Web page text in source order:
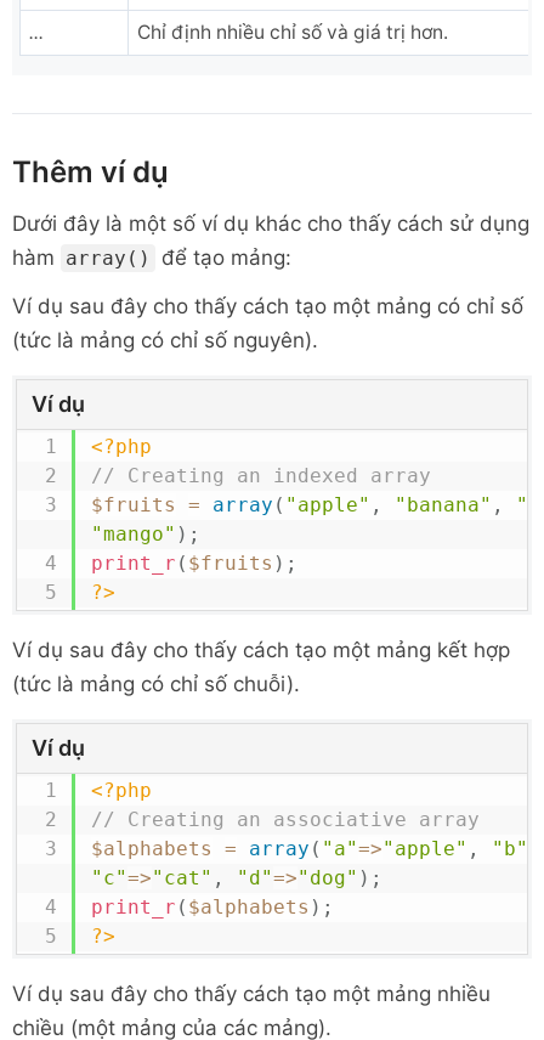
...
Chỉ định nhiều chỉ số và giá trị hơn.
Thêm ví dụ
Dưới đây là một số ví dụ khác cho thấy cách sử dụng
hàm array()
để tạo mảng:
Ví dụ sau đây cho thấy cách tạo một mảng có chỉ số
(tức là mảng có chỉ số nguyên).
Ví dụ
<?php
// Creating an indexed array
$fruits
= array ( "apple" , "banana" ,
"mango" ) ;
print_r ( $fruits ) ;
?>
Ví dụ sau đây cho thấy cách tạo một mảng kết hợp
(tức là mảng có chỉ số chuỗi).
Ví dụ
<?php
// Creating an associative array
$alphabets
= array ( "a"=>"apple" , "b"
"c"=>"cat" , "d"=>"dog" ) ;
print_r ( $alphabets ) ;
?>
Ví dụ sau đây cho thấy cách tạo một mảng nhiều
chiều (một mảng của các mảng).